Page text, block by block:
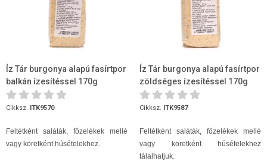
Íz Tár burgonya alapú fasírtpor
balkán ízesítéssel 170g
Cikksz. ITK9570
Feltétként saláták, főzelékek mellé
vagy köretként húsételekhez.
Íz Tár burgonya alapú fasírtpor
zöldséges ízesítéssel 170g
Cikksz. ITK9587
Feltétként saláták, főzelékek mellé
vagy köretként húsételekhez
tálalhatjuk.